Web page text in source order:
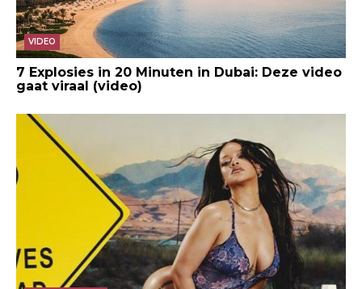
VIDEO
7 Explosies in 20 Minuten in Dubai: Deze video
gaat viraal (video)